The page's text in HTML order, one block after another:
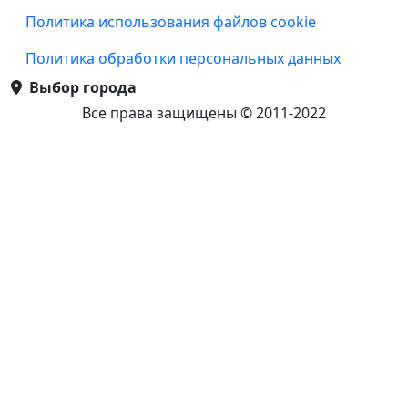
Подвал
Политика использования файлов cookie
Политика обработки персональных данных
Выбор города
Все права защищены © 2011-2022